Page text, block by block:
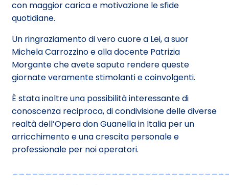
con maggior carica e motivazione le sfide
quotidiane.
Un ringraziamento di vero cuore a Lei, a suor
Michela Carrozzino e alla docente Patrizia
Morgante che avete saputo rendere queste
giornate veramente stimolanti e coinvolgenti.
È stata inoltre una possibilità interessante di
conoscenza reciproca, di condivisione delle diverse
realtà dell’Opera don Guanella in Italia per un
arricchimento e una crescita personale e
professionale per noi operatori.